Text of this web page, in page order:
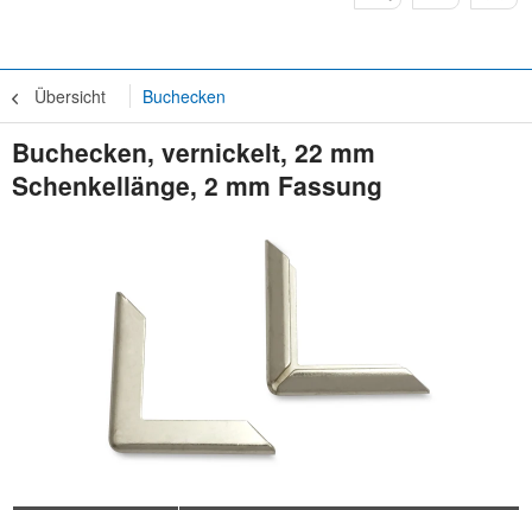
Übersicht Buchecken
Buchecken, vernickelt, 22 mm
Schenkellänge, 2 mm Fassung